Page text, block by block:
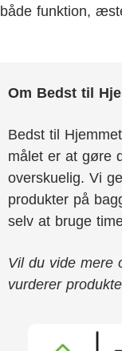
både funktion,
Om Bedst til
Bedst til
målet er at gøre
overskuelig. Vi
produkter på
selv at bruge
Vil du vide mere
vurderer